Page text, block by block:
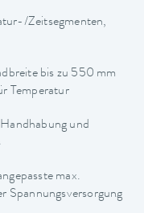
Zeitsegmenten,
bis zu 550 mm
Temperatur
und
max.
Spannungsversorgung